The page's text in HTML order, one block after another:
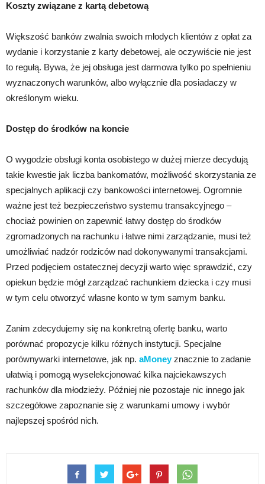
Koszty związane z kartą debetową
Większość banków zwalnia swoich młodych klientów z opłat za
wydanie i korzystanie z karty debetowej, ale oczywiście nie jest
to regułą. Bywa, że jej obsługa jest darmowa tylko po spełnieniu
wyznaczonych warunków, albo wyłącznie dla posiadaczy w
określonym wieku.
Dostęp do środków na koncie
O wygodzie obsługi konta osobistego w dużej mierze decydują
takie kwestie jak liczba bankomatów, możliwość skorzystania ze
specjalnych aplikacji czy bankowości internetowej. Ogromnie
ważne jest też bezpieczeństwo systemu transakcyjnego –
chociaż powinien on zapewnić łatwy dostęp do środków
zgromadzonych na rachunku i łatwe nimi zarządzanie, musi też
umożliwiać nadzór rodziców nad dokonywanymi transakcjami.
Przed podjęciem ostatecznej decyzji warto więc sprawdzić, czy
opiekun będzie mógł zarządzać rachunkiem dziecka i czy musi
w tym celu otworzyć własne konto w tym samym banku.
Zanim zdecydujemy się na konkretną ofertę banku, warto
porównać propozycje kilku różnych instytucji. Specjalne
porównywarki internetowe, jak np. aMoneyznacznie to zadanie
ułatwią i pomogą wyselekcjonować kilka najciekawszych
rachunków dla młodzieży. Później nie pozostaje nic innego jak
szczegółowe zapoznanie się z warunkami umowy i wybór
najlepszej spośród nich.